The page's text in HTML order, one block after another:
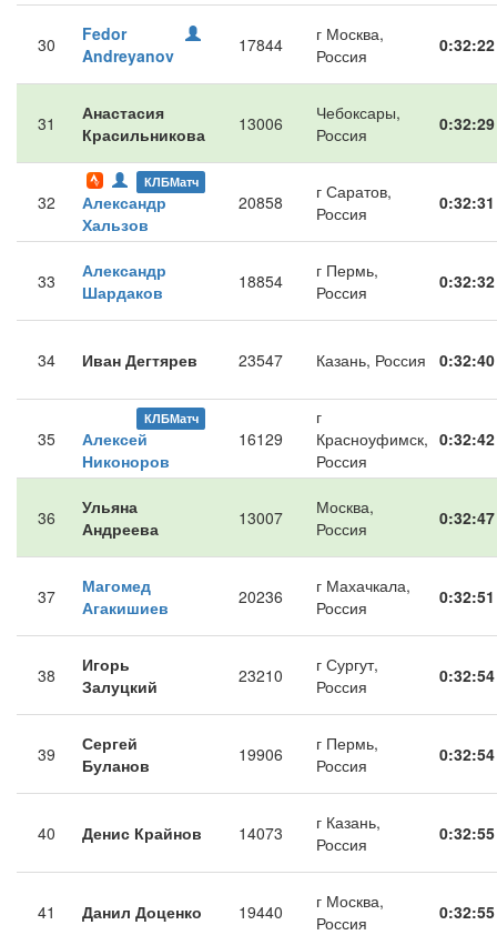
30
Fedor
Andreyanov
17844
г Москва,
Россия
0:32:22
31
Анастасия
Красильникова
13006
Чебоксары,
Россия
0:32:29
32
КЛБМатч
Александр
Хальзов
20858
г Саратов,
Россия
0:32:31
33
Александр
Шардаков
18854
г Пермь,
Россия
0:32:32
34 Иван Дегтярев 23547 Казань, Россия 0:32:40
35
КЛБМатч
Алексей
Никоноров
16129
г
Красноуфимск,
Россия
0:32:42
36
Ульяна
Андреева
13007
Москва,
Россия
0:32:47
37
Магомед
Агакишиев
20236
г Махачкала,
Россия
0:32:51
38
Игорь
Залуцкий
23210
г Сургут,
Россия
0:32:54
39
Сергей
Буланов
19906
г Пермь,
Россия
0:32:54
40 Денис Крайнов 14073
г Казань,
Россия
0:32:55
41 Данил Доценко 19440
г Москва,
Россия
0:32:55